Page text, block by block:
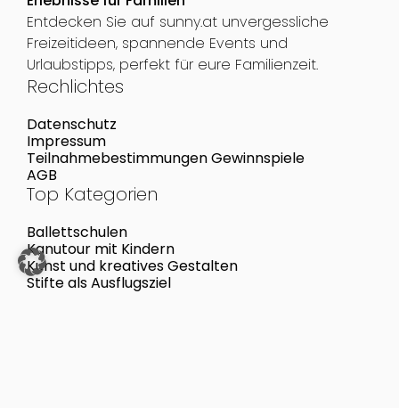
Entdecken Sie auf sunny.at unvergessliche
Freizeitideen, spannende Events und
Urlaubstipps, perfekt für eure Familienzeit.
Rechlichtes
Datenschutz
Impressum
Teilnahmebestimmungen Gewinnspiele
AGB
Top Kategorien
Ballettschulen
Kanutour mit Kindern
Kunst und kreatives Gestalten
Stifte als Ausflugsziel